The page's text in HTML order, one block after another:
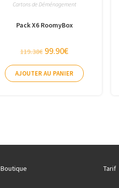
Cartons de Déménagement
Pack X6 RoomyBox
119.38€ 99.90€
AJOUTER AU PANIER
Boutique Tarif